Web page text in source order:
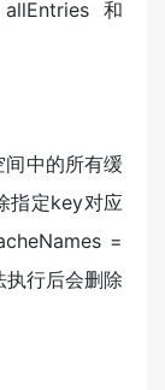
和
中的所有缓
指定key对应
=
行后会删除